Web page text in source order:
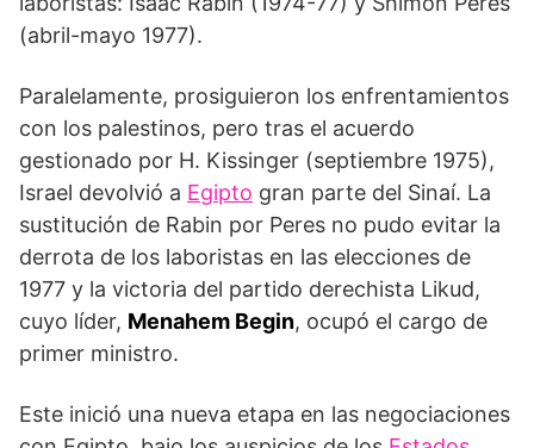
(abril-mayo 1977).
Paralelamente, prosiguieron los enfrentamientos
con los palestinos, pero tras el acuerdo
gestionado por H. Kissinger (septiembre 1975),
Israel devolvió a Egipto gran parte del Sinaí. La
sustitución de Rabin por Peres no pudo evitar la
derrota de los laboristas en las elecciones de
1977 y la victoria del partido derechista Likud,
cuyo líder, Menahem Begin, ocupó el cargo de
primer ministro.
Este inició una nueva etapa en las negociaciones